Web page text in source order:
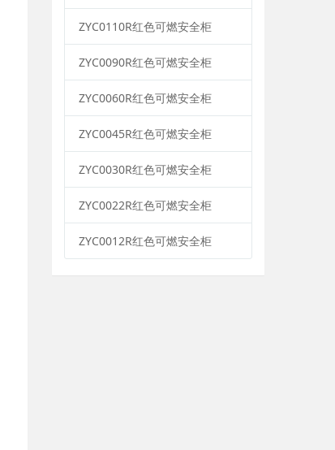
ZYC0110R红色可燃安全柜
ZYC0090R红色可燃安全柜
ZYC0060R红色可燃安全柜
ZYC0045R红色可燃安全柜
ZYC0030R红色可燃安全柜
ZYC0022R红色可燃安全柜
ZYC0012R红色可燃安全柜